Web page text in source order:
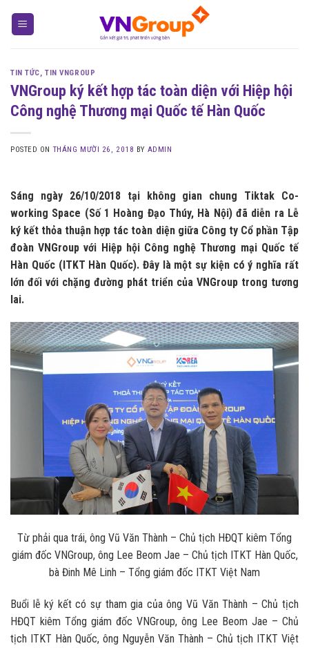
TIN TỨC,TIN VNGROUP
VNGroup ký kết hợp tác toàn diện với Hiệp hội
Công nghệ Thương mại Quốc tế Hàn Quốc
POSTED ON THÁNG MƯỜI 26, 2018 BY ADMIN
Sáng ngày 26/10/2018 tại không gian chung Tiktak Co-
working Space (Số 1 Hoàng Đạo Thúy, Hà Nội) đã diễn ra Lễ
ký kết thỏa thuận hợp tác toàn diện giữa Công ty Cổ phần Tập
đoàn VNGroup với Hiệp hội Công nghệ Thương mại Quốc tế
Hàn Quốc (ITKT Hàn Quốc). Đây là một sự kiện có ý nghĩa rất
lớn đối với chặng đường phát triển của VNGroup trong tương
lai.
Từ phải qua trái, ông Vũ Văn Thành – Chủ tịch HĐQT kiêm Tổng
giám đốc VNGroup, ông Lee Beom Jae – Chủ tịch ITKT Hàn Quốc,
bà Đinh Mê Linh – Tổng giám đốc ITKT Việt Nam
Buổi lễ ký kết có sự tham gia của ông Vũ Văn Thành – Chủ tịch
HĐQT kiêm Tổng giám đốc VNGroup, ông Lee Beom Jae – Chủ
tịch ITKT Hàn Quốc, ông Nguyễn Văn Thành – Chủ tịch ITKT Việt